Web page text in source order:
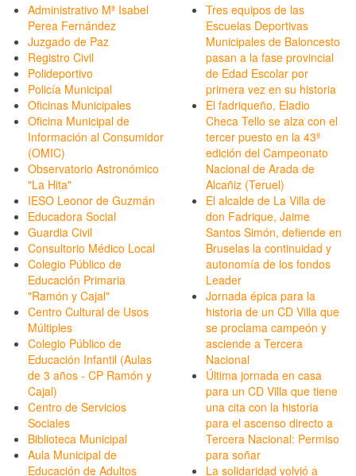
Administrativo Mª Isabel
Perea Fernández
Juzgado de Paz
Registro Civil
Polideportivo
Policía Municipal
Oficinas Municipales
Oficina Municipal de
Información al Consumidor
(OMIC)
Observatorio Astronómico
"La Hita"
IESO Leonor de Guzmán
Educadora Social
Guardia Civil
Consultorio Médico Local
Colegio Público de
Educación Primaria
"Ramón y Cajal"
Centro Cultural de Usos
Múltiples
Colegio Público de
Educación Infantil (Aulas
de 3 años - CP Ramón y
Cajal)
Centro de Servicios
Sociales
Biblioteca Municipal
Aula Municipal de
Educación de Adultos
Tres equipos de las
Escuelas Deportivas
Municipales de Baloncesto
pasan a la fase provincial
de Edad Escolar por
primera vez en su historia
El fadriqueño, Eladio
Checa Tello se alza con el
tercer puesto en la 43ª
edición del Campeonato
Nacional de Arada de
Alcañiz (Teruel)
El alcalde de La Villa de
don Fadrique, Jaime
Santos Simón, defiende en
Bruselas la continuidad y
autonomía de los fondos
Leader
Jornada épica para la
historia de un CD Villa que
se proclama campeón y
asciende a Tercera
Nacional
Última jornada en casa
para un CD Villa que tiene
una cita con la historia
para el ascenso directo a
Tercera Nacional: Permiso
para soñar
La solidaridad volvió a